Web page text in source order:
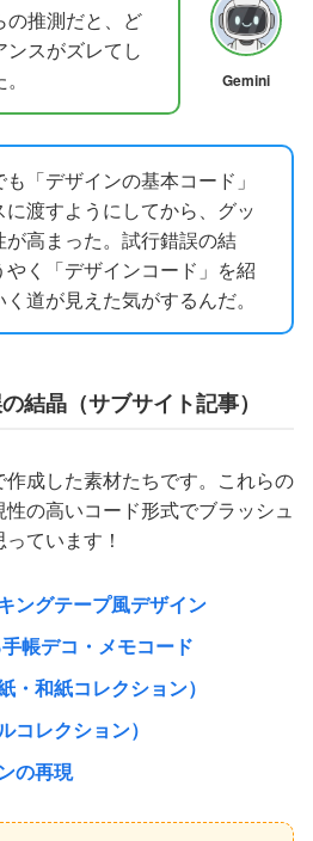
Gemini
の推測だと、ど
ンスがズレてし
「デザインの基本コード」
に渡すようにしてから、グッ
が高まった。試行錯誤の結
やく「デザインコード」を紹
道が見えた気がするんだ。
結晶（サブサイト記事）
成した素材たちです。これらの
の高いコード形式でブラッシュ
ています！
ングテープ風デザイン
帳デコ・メモコード
和紙コレクション）
レクション）
の再現